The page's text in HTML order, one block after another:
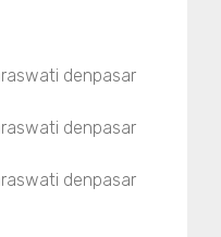
denpasar
denpasar
denpasar